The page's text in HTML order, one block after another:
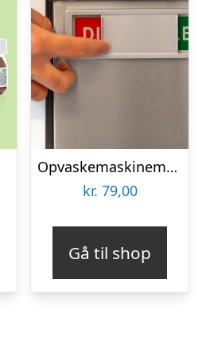
Opvaskemaskinemagnet
kr. 79,00
Gå til shop